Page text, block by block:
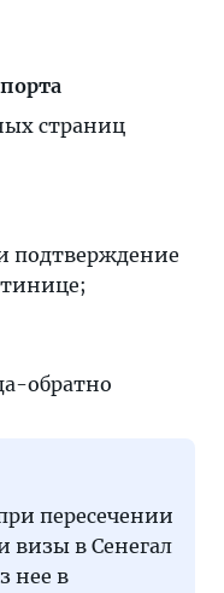
страниц
подтверждение
обратно
пересечении
в Сенегал
нее в